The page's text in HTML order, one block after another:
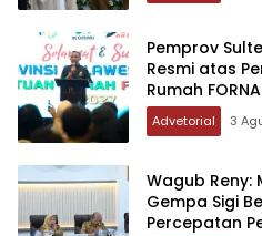
Pemprov
Resmi atas
Rumah
Advetorial 3
Wagub Reny:
Gempa Sigi
Percepatan